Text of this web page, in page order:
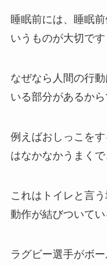
睡眠前には、睡眠
いうものが大切です
なぜなら人間の行
いる部分があるか
例えばおしっこを
はなかなかうまく
これはトイレと言
動作が結びついて
ラグビー選手がボ